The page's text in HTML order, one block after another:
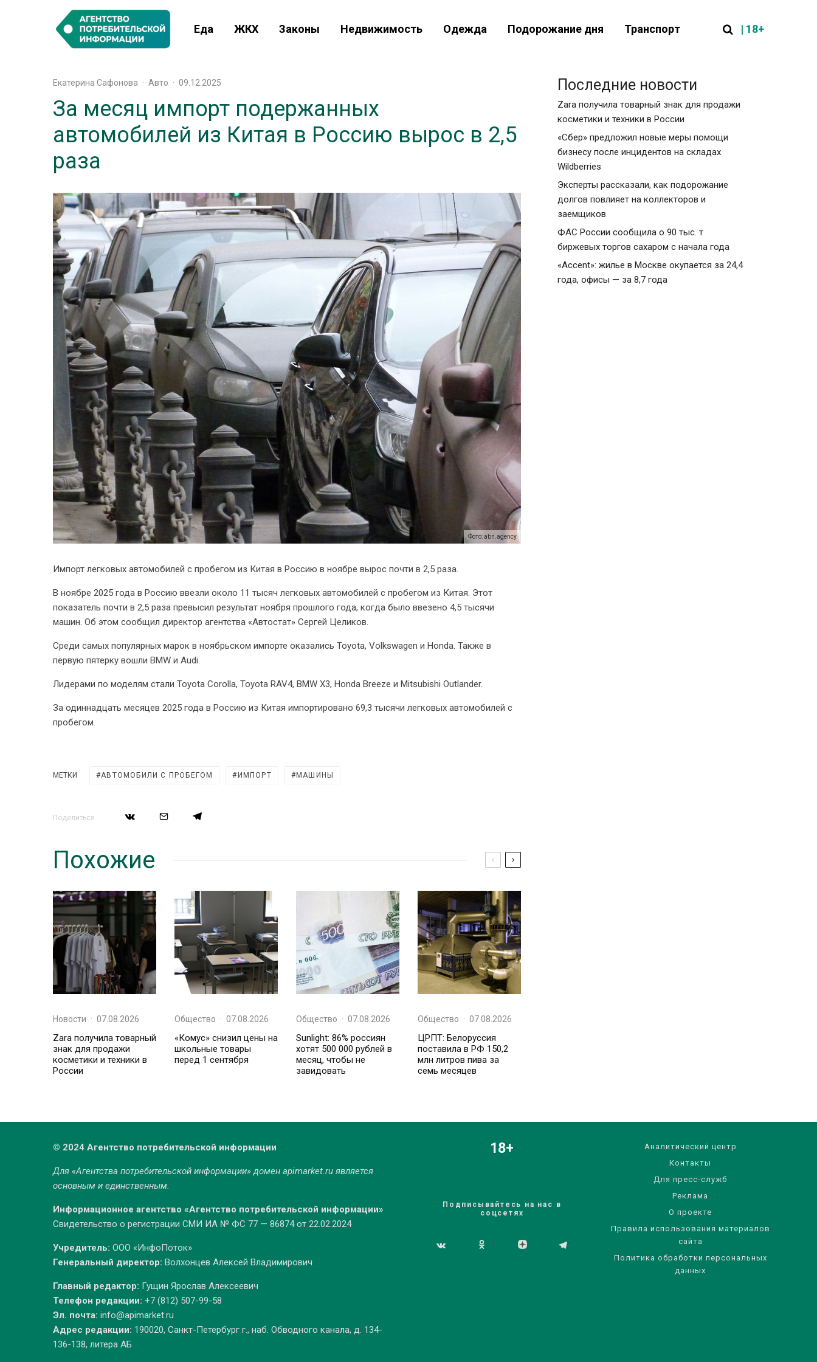
Еда ЖКХ Законы Недвижимость Одежда Подорожание дня Транспорт | 18+
Екатерина Сафонова · Авто · 09.12.2025
За месяц импорт подержанных
автомобилей из Китая в Россию вырос в 2,5
раза
Фото: abn.agency
Импорт легковых автомобилей с пробегом из Китая в Россию в ноябре вырос почти в 2,5 раза.
В ноябре 2025 года в Россию ввезли около 11 тысяч легковых автомобилей с пробегом из Китая. Этот
показатель почти в 2,5 раза превысил результат ноября прошлого года, когда было ввезено 4,5 тысячи
машин. Об этом сообщил директор агентства «Автостат» Сергей Целиков.
Среди самых популярных марок в ноябрьском импорте оказались Toyota, Volkswagen и Honda. Также в
первую пятерку вошли BMW и Audi.
Лидерами по моделям стали Toyota Corolla, Toyota RAV4, BMW X3, Honda Breeze и Mitsubishi Outlander.
За одиннадцать месяцев 2025 года в Россию из Китая импортировано 69,3 тысячи легковых автомобилей с
пробегом.
МЕТКИ АВТОМОБИЛИ С ПРОБЕГОМ ИМПОРТ МАШИНЫ
Поделиться
Похожие
Новости · 07.08.2026
Zara получила товарный
знак для продажи
косметики и техники в
России
Общество · 07.08.2026
«Комус» снизил цены на
школьные товары
перед 1 сентября
Общество · 07.08.2026
Sunlight: 86% россиян
хотят 500 000 рублей в
месяц, чтобы не
завидовать
Общество · 07.08.2026
ЦРПТ: Белоруссия
поставила в РФ 150,2
млн литров пива за
семь месяцев
Последние новости
Zara получила товарный знак для продажи
косметики и техники в России
«Сбер» предложил новые меры помощи
бизнесу после инцидентов на складах
Wildberries
Эксперты рассказали, как подорожание
долгов повлияет на коллекторов и
заемщиков
ФАС России сообщила о 90 тыс. т
биржевых торгов сахаром с начала года
«Accent»: жилье в Москве окупается за 24,4
года, офисы — за 8,7 года
© 2024 Агентство потребительской информации
Для «Агентства потребительской информации» домен apimarket.ruявляется
основным и единственным.
Информационное агентство «Агентство потребительской информации»
Свидетельство о регистрации СМИ ИА № ФС 77 — 86874 от 22.02.2024
Учредитель: ООО «ИнфоПоток»
Генеральный директор: Волхонцев Алексей Владимирович
Главный редактор: Гущин Ярослав Алексеевич
Телефон редакции: +7 (812) 507-99-58
Эл. почта: info@apimarket.ru
Адрес редакции: 190020, Санкт-Петербург г., наб. Обводного канала, д. 134-
136-138, литера АБ
18+
Подписывайтесь на нас в
соцсетях
Аналитический центр
Контакты
Для пресс-служб
Реклама
О проекте
Правила использования материалов
сайта
Политика обработки персональных
данных